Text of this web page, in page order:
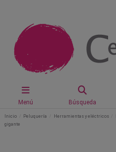
Menú Búsqueda
Inicio Peluquería Herramientas y eléctricos
gigante